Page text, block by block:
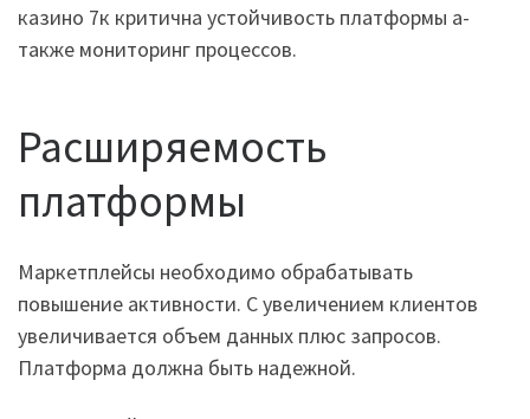
казино 7к критична устойчивость платформы а-
также мониторинг процессов.
Расширяемость
платформы
Маркетплейсы необходимо обрабатывать
повышение активности. С увеличением клиентов
увеличивается объем данных плюс запросов.
Платформа должна быть надежной.